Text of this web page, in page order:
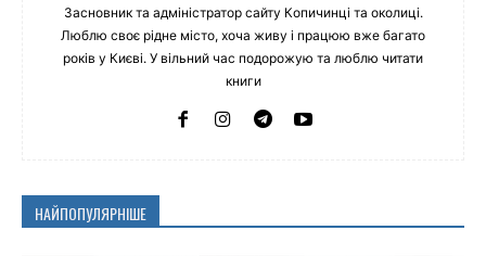
Засновник та адміністратор сайту Копичинці та околиці.
Люблю своє рідне місто, хоча живу і працюю вже багато
років у Києві. У вільний час подорожую та люблю читати
книги
НАЙПОПУЛЯРНІШЕ